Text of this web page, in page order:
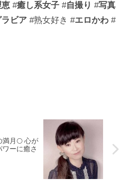
#癒し系女子 #自撮り #写真
ビア #熟女好き #エロかわ #
月🌕 心が
ーに癒さ